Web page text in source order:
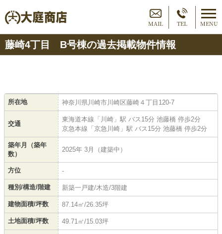
MAIL TEL MENU
藤崎4丁目 B号棟の過去掲載物件情報
所在地 神奈川県川崎市川崎区藤崎４丁目120-7
交通
東海道本線「川崎」駅 バス15分 池藤橋 停歩2分
京急本線「京急川崎」駅 バス15分 池藤橋 停歩2分
築年月（築年
数）
2025年 3月（建築中）
方位 -
種別/構造/階建 新築一戸建/木造/3階建
建物面積/坪数 87.14㎡/26.35坪
土地面積/坪数 49.71㎡/15.03坪